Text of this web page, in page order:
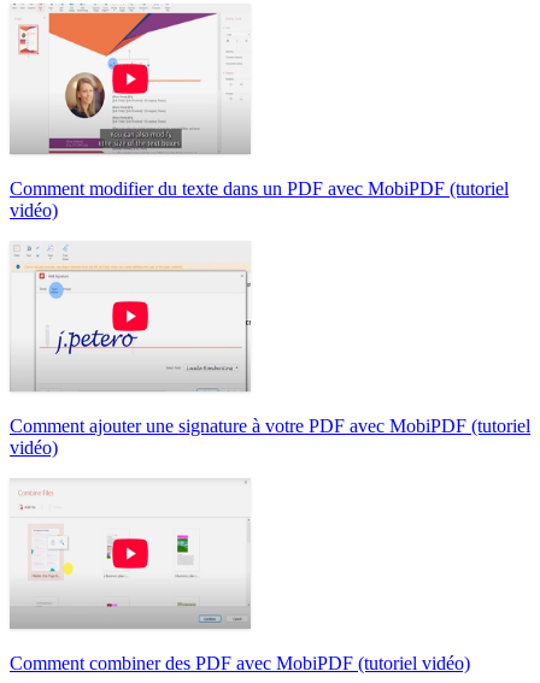
Comment modifier du texte dans un PDF avec MobiPDF (tutoriel
vidéo)
Comment ajouter une signature à votre PDF avec MobiPDF (tutoriel
vidéo)
Comment combiner des PDF avec MobiPDF (tutoriel vidéo)